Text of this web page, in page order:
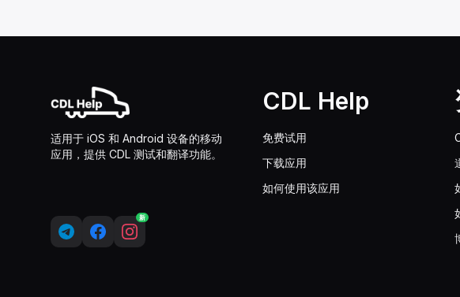
适用于 iOS 和 Android 设备的移动
应用，提供 CDL 测试和翻译功能。
新
CDL Help
免费试用
下载应用
如何使用该应用